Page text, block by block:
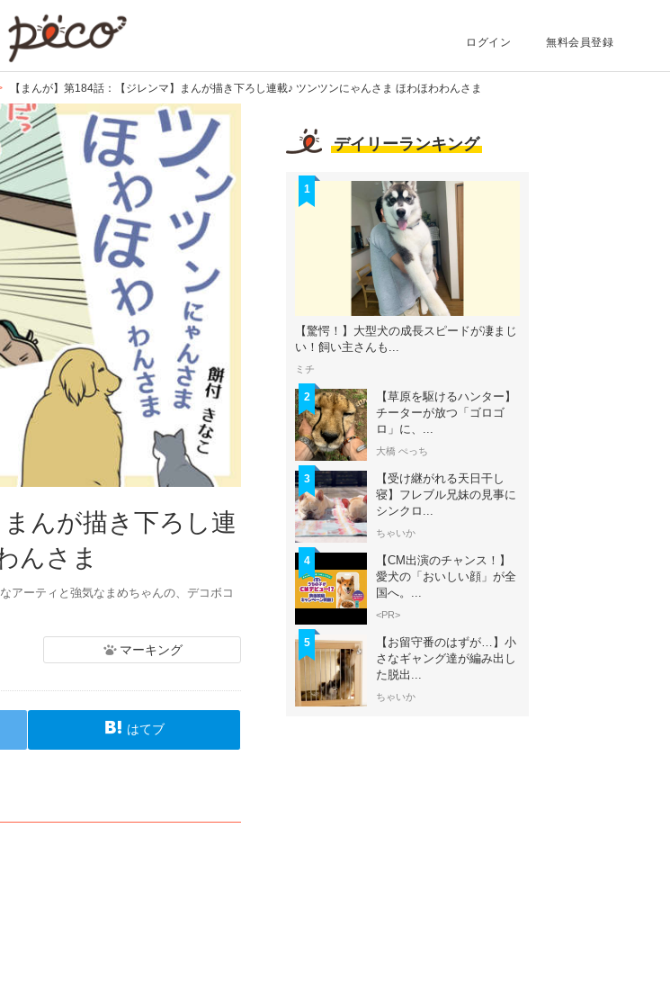
ログイン 無料会員登録
【まんが】第184話：【ジレンマ】まんが描き下ろし連載♪ ツンツンにゃんさま ほわほわわんさま
んが描き下ろし連
んさま
アーティと強気なまめちゃんの、デコボコ
マーキング
はてブ
デイリーランキング
1
【驚愕！】大型犬の成長スピードが凄まじ
い！飼い主さんも...
ミチ
2
【草原を駆けるハンター】
チーターが放つ「ゴロゴ
ロ」に、...
大橋 ぺっち
3
【受け継がれる天日干し
寝】フレブル兄妹の見事に
シンクロ...
ちゃいか
4
【CM出演のチャンス！】
愛犬の「おいしい顔」が全
国へ。...
<PR>
5
【お留守番のはずが…】小
さなギャング達が編み出し
た脱出...
ちゃいか